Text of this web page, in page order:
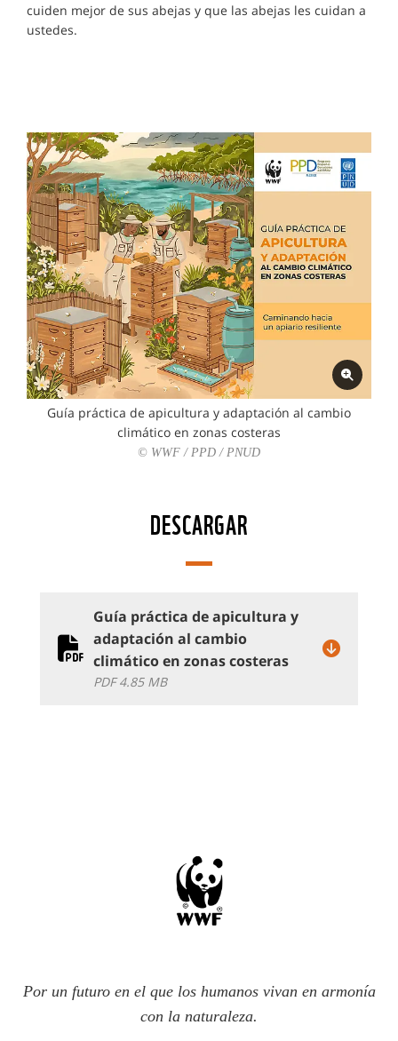
cuiden mejor de sus abejas y que las abejas les cuidan a
ustedes.
Guía práctica de apicultura y adaptación al cambio
climático en zonas costeras
© WWF / PPD / PNUD
DESCARGAR
Guía práctica de apicultura y
adaptación al cambio
climático en zonas costeras
PDF 4.85 MB
Por un futuro en el que los humanos vivan en armonía
con la naturaleza.